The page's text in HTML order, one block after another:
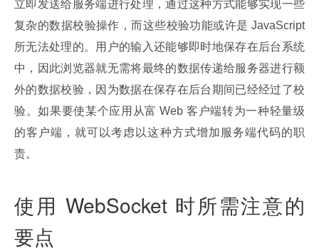
立即发送给服务端进行处理，通过这种方式能够实现一些
复杂的数据校验操作，而这些校验功能或许是 JavaScript
所无法处理的。用户的输入还能够即时地保存在后台系统
中，因此浏览器就无需将最终的数据传递给服务器进行额
外的数据校验，因为数据在保存在后台期间已经经过了校
验。如果要使某个应用从富 Web 客户端转为一种轻量级
的客户端，就可以考虑以这种方式增加服务端代码的职
责。
使用 WebSocket 时所需注意的
要点